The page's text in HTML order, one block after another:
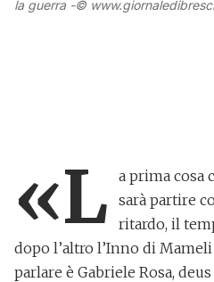
la guerra -©
«L a prima cosa
sarà partire
ritardo, il
dopo l’altro l’Inno di
parlare è Gabriele Rosa,